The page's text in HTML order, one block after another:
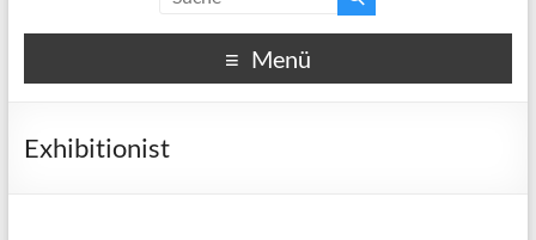
Menü
Exhibitionist